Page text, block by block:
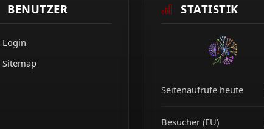
BENUTZER
Login
Sitemap
STATISTIK
Seitenaufrufe heute
Besucher (EU)